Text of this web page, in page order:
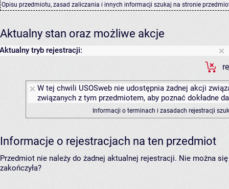
Opisu przedmiotu, zasad zaliczania i innych informacji szukaj na stronie
Aktualny stan oraz możliwe akcje
Aktualny tryb rejestracji:
W tej chwili USOSweb nie udostępnia żadnej akcji
związanych z tym przedmiotem, aby poznać dokładne
Informacji o terminach i zasadach rejestracji
Informacje o rejestracjach na ten przedmiot
Przedmiot nie należy do żadnej aktualnej rejestracji. Nie można
zakończyła?